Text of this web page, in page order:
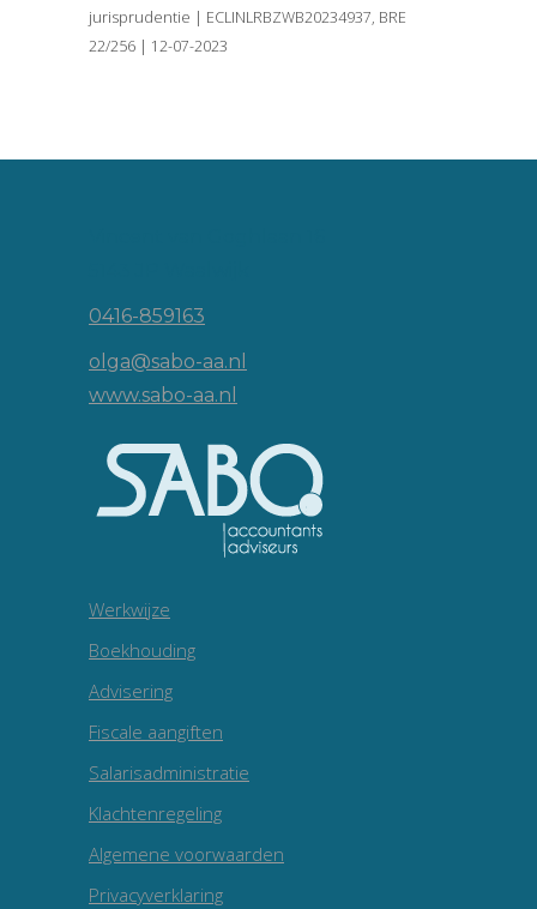
jurisprudentie | ECLINLRBZWB20234937, BRE
22/256 | 12-07-2023
0416-859163
olga@sabo-aa.nl
www.sabo-aa.nl
Werkwijze
Boekhouding
Advisering
Fiscale aangiften
Salarisadministratie
Klachtenregeling
Algemene voorwaarden
Privacyverklaring